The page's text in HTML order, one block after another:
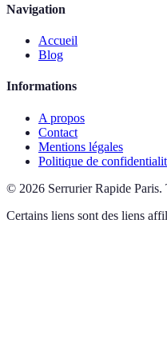
Navigation
Accueil
Blog
Informations
A propos
Contact
Mentions légales
Politique de
© 2026 Serrurier Rapide Paris.
Certains liens sont des liens